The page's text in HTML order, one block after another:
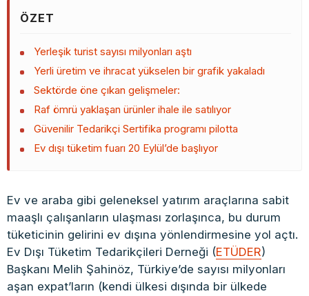
ÖZET
Yerleşik turist sayısı milyonları aştı
Yerli üretim ve ihracat yükselen bir grafik yakaladı
Sektörde öne çıkan gelişmeler:
Raf ömrü yaklaşan ürünler ihale ile satılıyor
Güvenilir Tedarikçi Sertifika programı pilotta
Ev dışı tüketim fuarı 20 Eylül’de başlıyor
Ev ve araba gibi geleneksel yatırım araçlarına sabit
maaşlı çalışanların ulaşması zorlaşınca, bu durum
tüketicinin gelirini ev dışına yönlendirmesine yol açtı.
Ev Dışı Tüketim Tedarikçileri Derneği (ETÜDER)
Başkanı Melih Şahinöz, Türkiye’de sayısı milyonları
aşan expat’ların (kendi ülkesi dışında bir ülkede